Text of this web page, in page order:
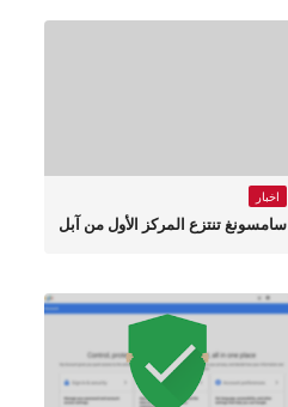
اخبار
سامسونغ تنتزع المركز الأول من آبل